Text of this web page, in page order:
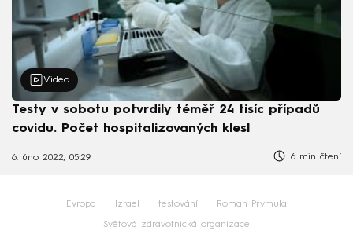
Video
Testy v sobotu potvrdily téměř 24 tisíc případů
covidu. Počet hospitalizovaných klesl
6. úno 2022, 05:29 6 min čtení
Evropa Izrael testování Roman Prymula
Světová zdravotnická organizace